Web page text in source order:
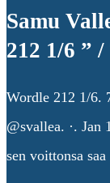
Samu
212 1/6 ”
Wordle 212 1/6.
@svallea. ·.
sen voittonsa saa